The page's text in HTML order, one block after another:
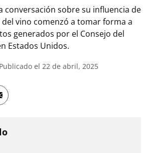
conversación sobre su influencia de
vino comenzó a tomar forma a
generados por el Consejo del
Estados Unidos.
Publicado el 22 de abril, 2025